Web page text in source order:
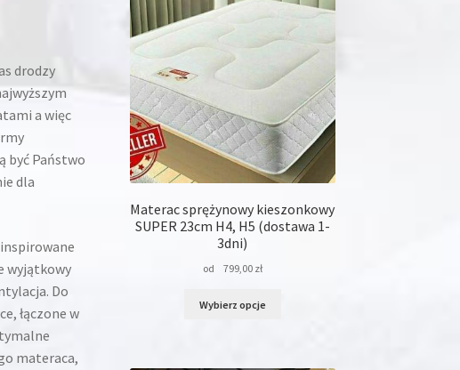
drodzy
a więc
być Państwo
dla
wyjątkowy
Do
łączone w
materaca,
można
na
stronie
produktu
Materac sprężynowy kieszonkowy
SUPER 23cm H4, H5 (dostawa 1-
3dni)
od 799,00 zł
Wybierz opcje